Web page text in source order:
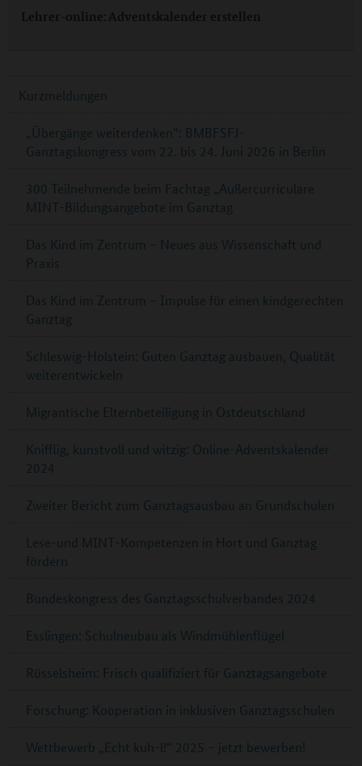
Lehrer-online: Adventskalender erstellen
Kurzmeldungen
„Übergänge weiterdenken“: BMBFSFJ-
Ganztagskongress vom 22. bis 24. Juni 2026 in Berlin
300 Teilnehmende beim Fachtag „Außercurriculare
MINT-Bildungsangebote im Ganztag
Das Kind im Zentrum – Neues aus Wissenschaft und
Praxis
Das Kind im Zentrum – Impulse für einen kindgerechten
Ganztag
Schleswig-Holstein: Guten Ganztag ausbauen, Qualität
weiterentwickeln
Migrantische Elternbeteiligung in Ostdeutschland
Knifflig, kunstvoll und witzig: Online-Adventskalender
2024
Zweiter Bericht zum Ganztagsausbau an Grundschulen
Lese-und MINT-Kompetenzen in Hort und Ganztag
fördern
Bundeskongress des Ganztagsschulverbandes 2024
Esslingen: Schulneubau als Windmühlenflügel
Rüsselsheim: Frisch qualifiziert für Ganztagsangebote
Forschung: Kooperation in inklusiven Ganztagsschulen
Wettbewerb „Echt kuh-l!“ 2025 – jetzt bewerben!